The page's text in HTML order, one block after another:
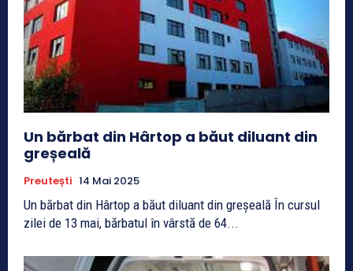
Un bărbat din Hârtop a băut diluant din
greșeală
Preutești 14 Mai 2025
Un bărbat din Hârtop a băut diluant din greșeală În cursul
zilei de 13 mai, bărbatul în vârstă de 64...